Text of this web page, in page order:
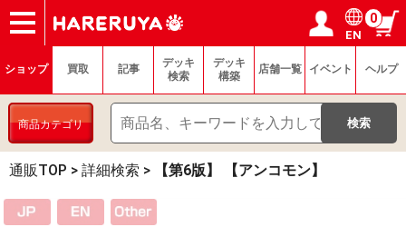
ショップ
買取
記事
デッキ検索
デッキ構築
選手一覧
店舗一覧
イベント
ヘルプ
お問い合わせ ログイン／会員登録
マイページ
EN
0
ショップ 買取 記事
デッキ
検索
デッキ
構築
店舗一覧 イベント ヘルプ
商品カテゴリ
通販TOP > 詳細検索 > 【第6版】 【アンコモン】